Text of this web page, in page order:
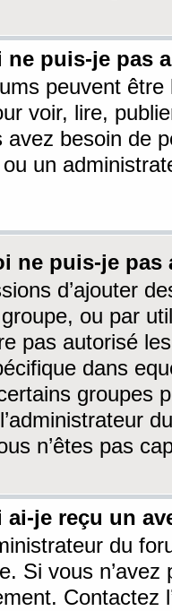
ne puis-je pas
peuvent être
voir, lire,
avez besoin de
un
ne puis-je
d’ajouter
ou par
pas autorisé
dans
groupes
n’êtes pas
ai-je reçu un
du
Si vous
Contactez